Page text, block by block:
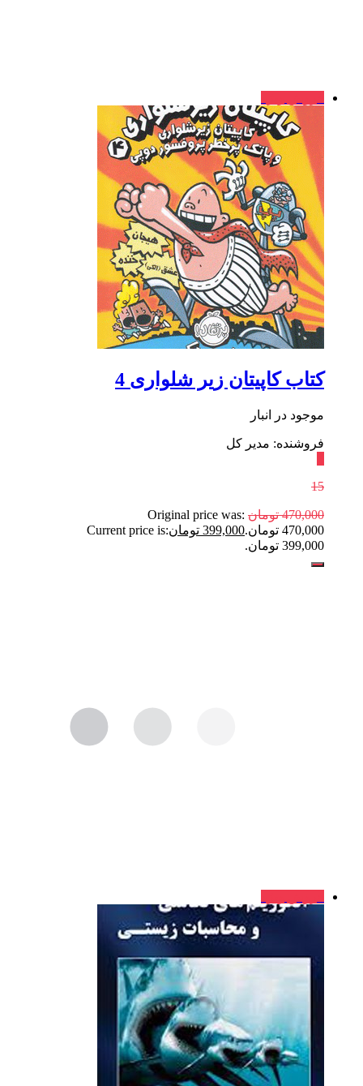
کتاب کاپیتان زیر شلواری 4
موجود در انبار
فروشنده: مدیر کل
15
470,000 تومان Original price was:
470,000 تومان.
399,000 تومانCurrent price is:
399,000 تومان.